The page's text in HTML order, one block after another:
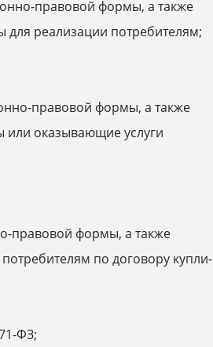
правовой формы, а также
реализации потребителям;
правовой формы, а также
оказывающие услуги
правовой формы, а также
по договору купли-
ФЗ;